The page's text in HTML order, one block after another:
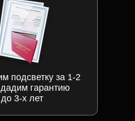
подсветку за 1-2
гарантию
до 3-х лет